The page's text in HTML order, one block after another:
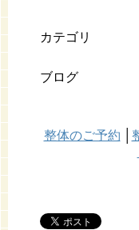
カテゴリ
ブログ
整体のご予約